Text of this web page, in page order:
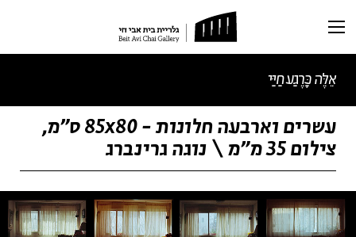
ראשי
תערוכה וירטואלית
מאמרים
רכישת קטלוג
אֵלֶּה כָּרֶגַע חַיַּי
עשרים וארבעה חלונות - 85x80 ס"מ,
צילום 35 מ"מ \ נוגה גרינברג